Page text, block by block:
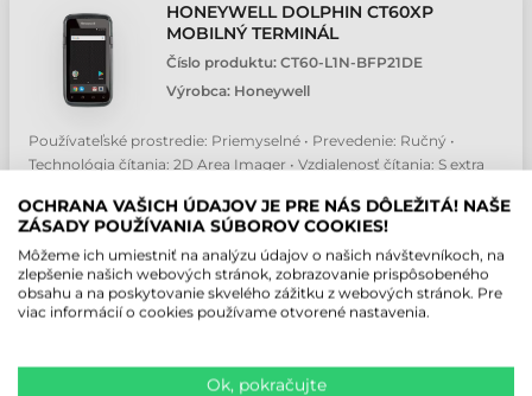
HONEYWELL DOLPHIN CT60XP
MOBILNÝ TERMINÁL
Číslo produktu: CT60-L1N-BFP21DE
Výrobca: Honeywell
Používateľské prostredie: Priemyselné • Prevedenie: Ručný •
Technológia čítania: 2D Area Imager • Vzdialenosť čítania: S extra
Android 9 • Veľkosť obrazovky: 4.7 " • Typ GSM:
GSM/GPRS/EDGE/HSPA
Bez DPH784,4 EUR
(964,81 EUR)
OCHRANA VAŠICH ÚDAJOV JE PRE NÁS DÔLEŽITÁ! NAŠE
ZÁSADY POUŽÍVANIA SÚBOROV COOKIES!
Môžeme ich umiestniť na analýzu údajov o našich návštevníkoch, na
zlepšenie našich webových stránok, zobrazovanie prispôsobeného
obsahu a na poskytovanie skvelého zážitku z webových stránok. Pre
viac informácií o cookies používame otvorené nastavenia.
Ok, pokračujte